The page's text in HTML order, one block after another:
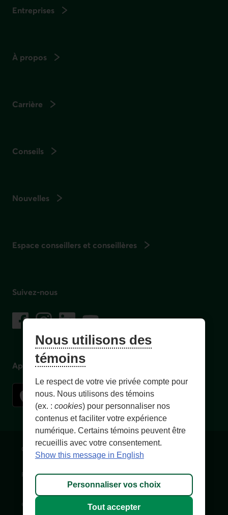
Entreprises
À propos
Carrière
Conseils
Nouvelles
Espace conseillers et conseillères
Suivez-nous
Facebook
– Lien externe au site. Cet hyperlien s'ouvrira dans une
Instagram
– Lien externe au site. Cet hyperlien s'ouvrira dans
LinkedIn
– Lien externe au site. Cet hyperlien
YouTube
– Lien externe au site. Cet hyperlien
Application mobile
Conditions d'utilisation et notes légales
Personnaliser les témoins Accessibilité Plan du site
© 1996-
, Fédération des caisses Desjardins du Québec. Tous
Nous utilisons des
témoins
Le respect de votre vie privée compte pour
nous. Nous utilisons des témoins
(ex. : cookies) pour personnaliser nos
contenus et faciliter votre expérience
numérique. Certains témoins peuvent être
recueillis avec votre consentement.
Show this message in English
Personnaliser vos choix
Tout accepter